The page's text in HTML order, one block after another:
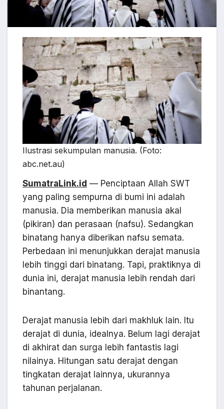
Ilustrasi sekumpulan manusia. (Foto:
abc.net.au)
SumatraLink.id — Penciptaan Allah SWT
yang paling sempurna di bumi ini adalah
manusia. Dia memberikan manusia akal
(pikiran) dan perasaan (nafsu). Sedangkan
binatang hanya diberikan nafsu semata.
Perbedaan ini menunjukkan derajat manusia
lebih tinggi dari binatang. Tapi, praktiknya di
dunia ini, derajat manusia lebih rendah dari
binantang.
Derajat manusia lebih dari makhluk lain. Itu
derajat di dunia, idealnya. Belum lagi derajat
di akhirat dan surga lebih fantastis lagi
nilainya. Hitungan satu derajat dengan
tingkatan derajat lainnya, ukurannya
tahunan perjalanan.